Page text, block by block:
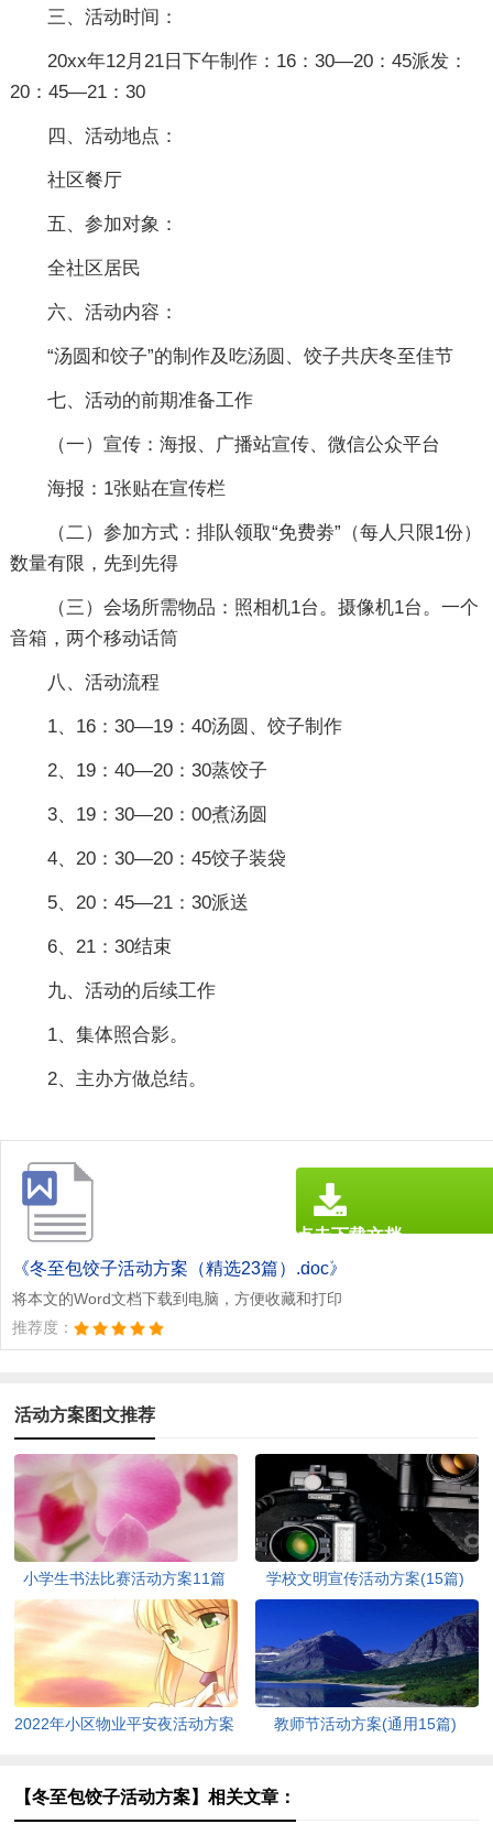
三、活动时间：
20xx年12月21日下午制作：16：30—20：45派发：
20：45—21：30
四、活动地点：
社区餐厅
五、参加对象：
全社区居民
六、活动内容：
“汤圆和饺子”的制作及吃汤圆、饺子共庆冬至佳节
七、活动的前期准备工作
（一）宣传：海报、广播站宣传、微信公众平台
海报：1张贴在宣传栏
（二）参加方式：排队领取“免费劵”（每人只限1份）
数量有限，先到先得
（三）会场所需物品：照相机1台。摄像机1台。一个
音箱，两个移动话筒
八、活动流程
1、16：30—19：40汤圆、饺子制作
2、19：40—20：30蒸饺子
3、19：30—20：00煮汤圆
4、20：30—20：45饺子装袋
5、20：45—21：30派送
6、21：30结束
九、活动的后续工作
1、集体照合影。
2、主办方做总结。
《冬至包饺子活动方案（精选23篇）.doc》
将本文的Word文档下载到电脑，方便收藏和打印
推荐度：
点击下载文档
文档为doc格式
活动方案图文推荐
小学生书法比赛活动方案11篇 学校文明宣传活动方案(15篇)
2022年小区物业平安夜活动方案
教师节活动方案(通用15篇)
【冬至包饺子活动方案】相关文章：